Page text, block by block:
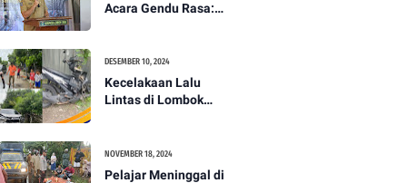
Acara Gendu Rasa:
Masyarakat Dayan
Gunung
DESEMBER 10, 2024
Kecelakaan Lalu
Lintas di Lombok
PENANTB
NOVEMBER 18, 2024
Pelajar Meninggal di